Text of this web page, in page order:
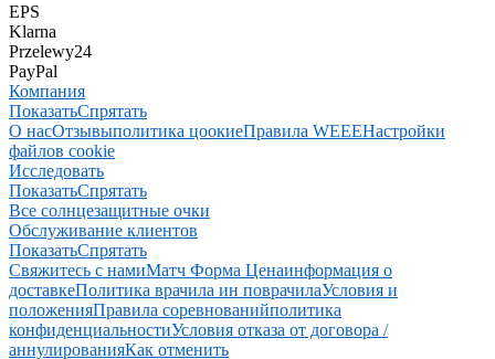
EPS
Klarna
Przelewy24
PayPal
Компания
ПоказатьСпрятать
О насОтзывыполитика цоокиеПравила WEEEНастройки
файлов cookie
Исследовать
ПоказатьСпрятать
Все солнцезащитные очки
Обслуживание клиентов
ПоказатьСпрятать
Свяжитесь с намиМатч Форма Ценаинформация о
доставкеПолитика врачила ин поврачилаУсловия и
положенияПравила соревнованийполитика
конфиденциальностиУсловия отказа от договора /
аннулированияКак отменить